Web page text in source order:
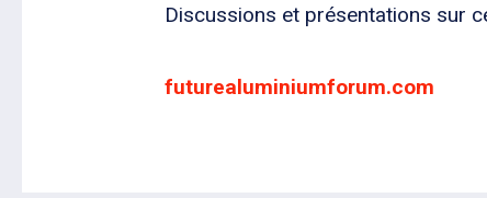
Discussions et présentations sur
futurealuminiumforum.com